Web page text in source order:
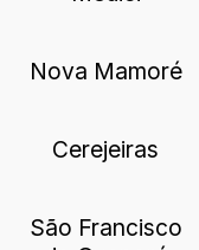
Nova Mamoré
Cerejeiras
São Francisco